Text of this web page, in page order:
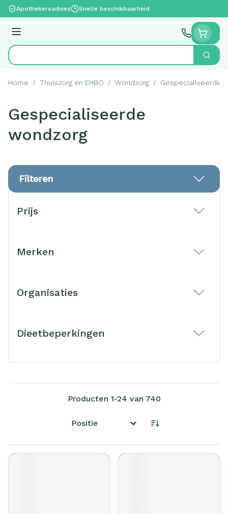
Ga naar de inhoud
Apothekersadvies Snelle beschikbaarheid
Menu
Product, merk, categorie... Zoek
Home / Thuiszorg en EHBO / Wondzorg / Gespecialiseerde
Gespecialiseerde
wondzorg
Filteren
Prijs
Merken
Organisaties
Dieetbeperkingen
Producten 1-24 van 740
Sorteer op: